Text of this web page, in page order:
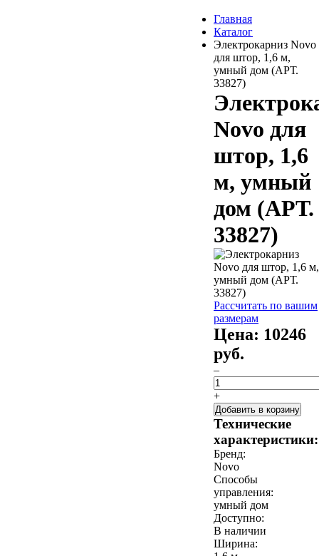
Главная
Каталог
Электрокарниз Novo
для штор, 1,6 м,
умный дом (АРТ.
33827)
Novo для
штор, 1,6
м, умный
дом (АРТ.
33827)
Рассчитать по вашим
размерам
Цена: 10246
руб.
–
+
Добавить в корзину
Технические
характеристики:
Бренд:
Novo
Способы
управления:
умный дом
Доступно:
В наличии
Ширина: